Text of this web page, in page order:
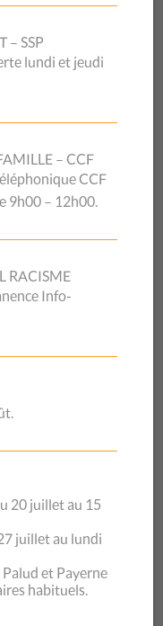
Info-
le cadre du
nous sommes en
subsidiarité avec le
a pour effet de
surpris de trouver
notamment dans
on trouve aussi des
qui va de pair
situation exige
c’est que les
pas propre aux
en particulier à un
était suivi par
de changer
– SSP
lundi et jeudi
– CCF
CCF
9h00 – 12h00.
RACISME
Info-
20 juillet au 15
juillet au lundi
et Payerne
habituels.